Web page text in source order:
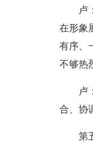
卢
在形象
有序、
不够热
卢
合、协
第